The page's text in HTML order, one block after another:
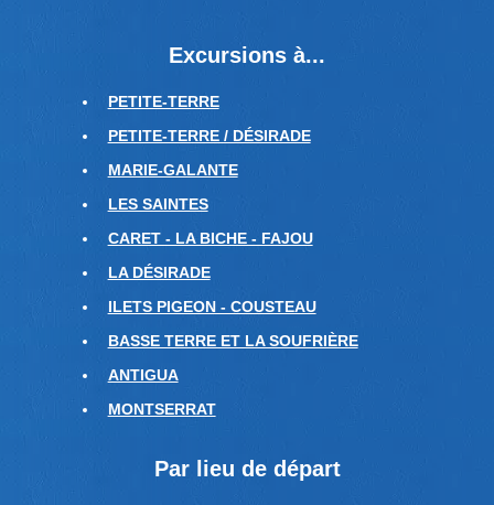
Excursions à...
PETITE-TERRE
PETITE-TERRE / DÉSIRADE
MARIE-GALANTE
LES SAINTES
CARET - LA BICHE - FAJOU
LA DÉSIRADE
ILETS PIGEON - COUSTEAU
BASSE TERRE ET LA SOUFRIÈRE
ANTIGUA
MONTSERRAT
Par lieu de départ